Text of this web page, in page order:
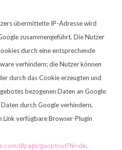
übermittelte IP-Adresse wird
zusammengeführt. Die Nutzer
durch eine entsprechende
verhindern; die Nutzer können
durch das Cookie erzeugten und
bezogenen Daten an Google
durch Google verhindern,
Link verfügbare Browser-Plugin
dlpage/gaoptout?hl=de.